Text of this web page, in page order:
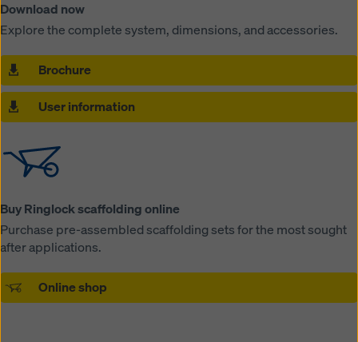
Download now
Explore the complete system, dimensions, and accessories.
Brochure
User information
Buy Ringlock scaffolding online
Purchase pre-assembled scaffolding sets for the most sought
after applications.
Online shop